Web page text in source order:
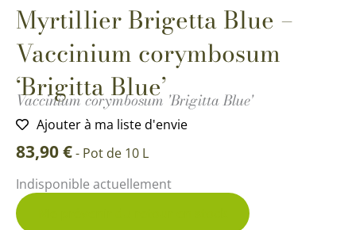
Myrtillier Brigetta Blue –
Vaccinium corymbosum
‘Brigitta Blue’
Vaccinium corymbosum 'Brigitta Blue'
Ajouter à ma liste d'envie
83,90€- Pot de 10 L
Indisponible actuellement